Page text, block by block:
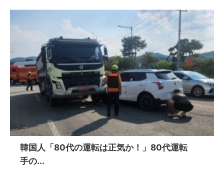
韓国人「80代の運転は正気か！」80代運転
手の...